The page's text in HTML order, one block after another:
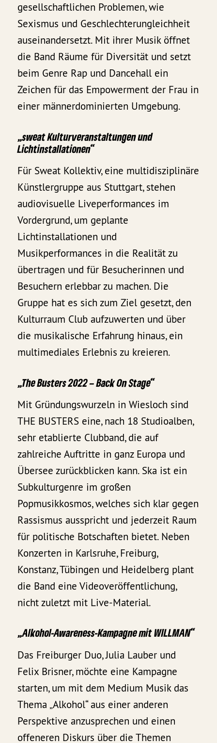
gesellschaftlichen Problemen, wie
Sexismus und Geschlechterungleichheit
auseinandersetzt. Mit ihrer Musik öffnet
die Band Räume für Diversität und setzt
beim Genre Rap und Dancehall ein
Zeichen für das Empowerment der Frau in
einer männerdominierten Umgebung.
„sweat Kulturveranstaltungen und
Lichtinstallationen“
Für Sweat Kollektiv, eine multidisziplinäre
Künstlergruppe aus Stuttgart, stehen
audiovisuelle Liveperformances im
Vordergrund, um geplante
Lichtinstallationen und
Musikperformances in die Realität zu
übertragen und für Besucherinnen und
Besuchern erlebbar zu machen. Die
Gruppe hat es sich zum Ziel gesetzt, den
Kulturraum Club aufzuwerten und über
die musikalische Erfahrung hinaus, ein
multimediales Erlebnis zu kreieren.
„The Busters 2022 – Back On Stage“
Mit Gründungswurzeln in Wiesloch sind
THE BUSTERS eine, nach 18 Studioalben,
sehr etablierte Clubband, die auf
zahlreiche Auftritte in ganz Europa und
Übersee zurückblicken kann. Ska ist ein
Subkulturgenre im großen
Popmusikkosmos, welches sich klar gegen
Rassismus ausspricht und jederzeit Raum
für politische Botschaften bietet. Neben
Konzerten in Karlsruhe, Freiburg,
Konstanz, Tübingen und Heidelberg plant
die Band eine Videoveröffentlichung,
nicht zuletzt mit Live-Material.
„Alkohol-Awareness-Kampagne mit WILLMAN“
Das Freiburger Duo, Julia Lauber und
Felix Brisner, möchte eine Kampagne
starten, um mit dem Medium Musik das
Thema „Alkohol“ aus einer anderen
Perspektive anzusprechen und einen
offeneren Diskurs über die Themen